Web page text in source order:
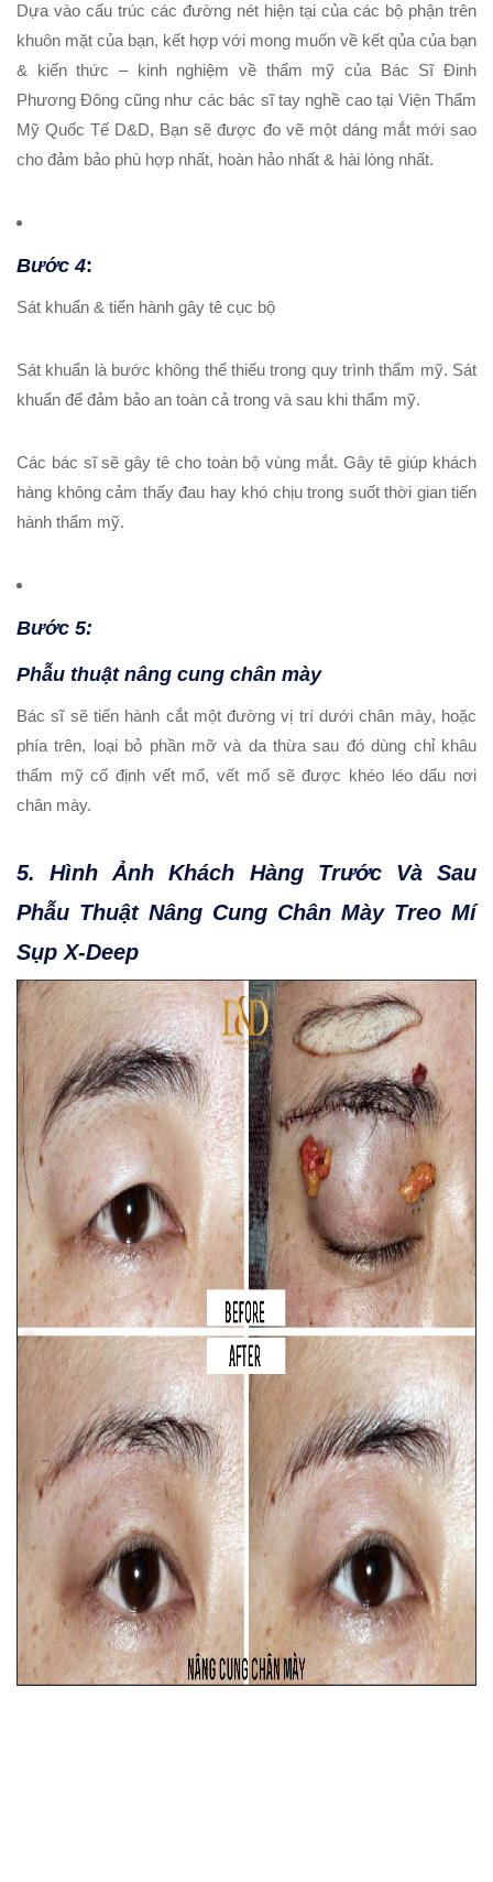
Dựa vào cấu trúc các đường nét hiện tại của các bộ phận trên
khuôn mặt của bạn, kết hợp với mong muốn về kết qủa của bạn
& kiến thức – kinh nghiệm về thẩm mỹ của Bác Sĩ Đinh
Phương Đông cũng như các bác sĩ tay nghề cao tại Viện Thẩm
Mỹ Quốc Tế D&D, Bạn sẽ được đo vẽ một dáng mắt mới sao
cho đảm bảo phù hợp nhất, hoàn hảo nhất & hài lòng nhất.
Bước 4:
Sát khuẩn & tiến hành gây tê cục bộ
Sát khuẩn là bước không thể thiếu trong quy trình thẩm mỹ. Sát
khuẩn để đảm bảo an toàn cả trong và sau khi thẩm mỹ.
Các bác sĩ sẽ gây tê cho toàn bộ vùng mắt. Gây tê giúp khách
hàng không cảm thấy đau hay khó chịu trong suốt thời gian tiến
hành thẩm mỹ.
Bước 5:
Phẫu thuật nâng cung chân mày
Bác sĩ sẽ tiến hành cắt một đường vị trí dưới chân mày, hoặc
phía trên, loại bỏ phần mỡ và da thừa sau đó dùng chỉ khâu
thẩm mỹ cố định vết mổ, vết mổ sẽ được khéo léo dấu nơi
chân mày.
5. Hình Ảnh Khách Hàng Trước Và Sau
Phẫu Thuật Nâng Cung Chân Mày Treo Mí
Sụp X-Deep